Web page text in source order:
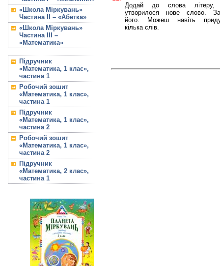
«Школа Міркувань»
Частина II – «Абетка»
«Школа Міркувань»
Частина III –
«Математика»
Підручник
«Математика, 1 клас»,
частина 1
Робочий зошит
«Математика, 1 клас»,
частина 1
Підручник
«Математика, 1 клас»,
частина 2
Робочий зошит
«Математика, 1 клас»,
частина 2
Підручник
«Математика, 2 клас»,
частина 1
Додай до слова
утворилося нове слово.
його. Можеш навіть
кілька слів.